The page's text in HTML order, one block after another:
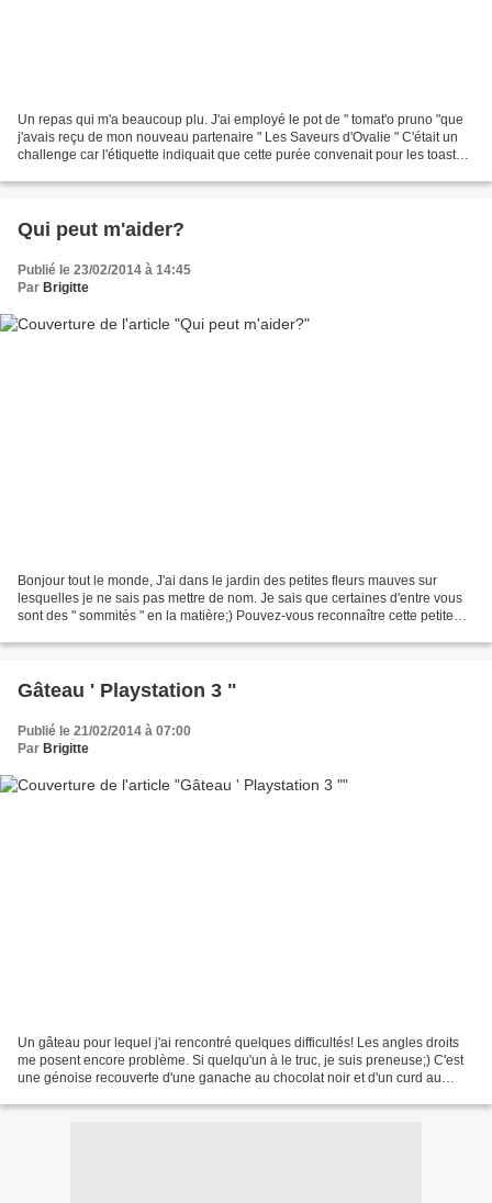
Un repas qui m'a beaucoup plu. J'ai employé le pot de " tomat'o pruno "que
j'avais reçu de mon nouveau partenaire " Les Saveurs d'Ovalie " C'était un
challenge car l'étiquette indiquait que cette purée convenait pour les toasts
Qui peut m'aider?
Publié le 23/02/2014 à 14:45
Par Brigitte
Bonjour tout le monde, J'ai dans le jardin des petites fleurs mauves sur
lesquelles je ne sais pas mettre de nom. Je sais que certaines d'entre vous
sont des " sommités " en la matière;) Pouvez-vous reconnaître cette petite
Gâteau ' Playstation 3 "
Publié le 21/02/2014 à 07:00
Par Brigitte
Un gâteau pour lequel j'ai rencontré quelques difficultés! Les angles droits
me posent encore problème. Si quelqu'un à le truc, je suis preneuse;) C'est
une génoise recouverte d'une ganache au chocolat noir et d'un curd au